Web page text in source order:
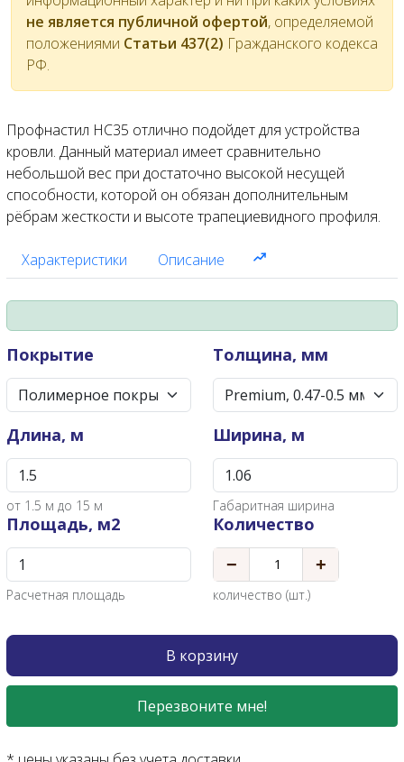
не является публичной офертой, определяемой
положениями Статьи 437(2) Гражданского кодекса
РФ.
Профнастил НС35 отлично подойдет для устройства
кровли. Данный материал имеет сравнительно
небольшой вес при достаточно высокой несущей
способности, которой он обязан дополнительным
рёбрам жесткости и высоте трапециевидного профиля.
Характеристики Описание
Покрытие Толщина, мм
Длина, м
от 1.5 м до 15 м
Ширина, м
Габаритная ширина
Площадь, м2
Расчетная площадь
Количество
− +
количество (шт.)
В корзину
Перезвоните мне!